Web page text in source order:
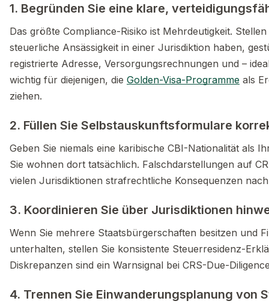
1. Begründen Sie eine klare,
Das größte Compliance-Risiko ist Mehrdeutigkeit.
steuerliche Ansässigkeit in einer Jurisdiktion haben,
registrierte Adresse, Versorgungsrechnungen und –
wichtig für diejenigen, die Golden-Visa-Programme als
ziehen.
2. Füllen Sie Selbstauskunftsformulare
Geben Sie niemals eine karibische CBI-Nationalität als
Sie wohnen dort tatsächlich. Falschdarstellungen auf
vielen Jurisdiktionen strafrechtliche Konsequenzen
3. Koordinieren Sie über Jurisdiktionen
Wenn Sie mehrere Staatsbürgerschaften besitzen und
unterhalten, stellen Sie konsistente Steuerresidenz-
Diskrepanzen sind ein Warnsignal bei CRS-Due-
4. Trennen Sie Einwanderungsplanung von